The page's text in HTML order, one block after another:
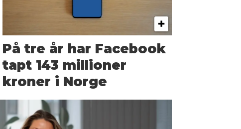
På tre år har Facebook
tapt 143 millioner
kroner i Norge